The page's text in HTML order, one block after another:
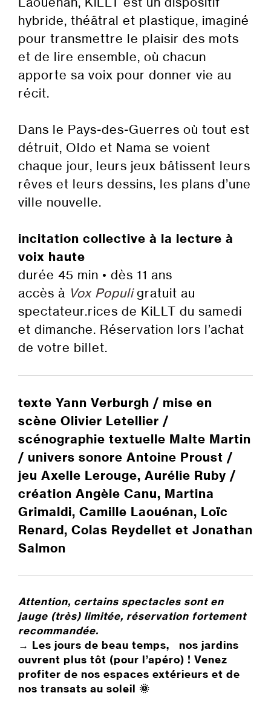
hybride, théâtral et plastique, imaginé
pour transmettre le plaisir des mots
et de lire ensemble, où chacun
apporte sa voix pour donner vie au
récit.
Dans le Pays-des-Guerres où tout est
détruit, Oldo et Nama se voient
chaque jour, leurs jeux bâtissent leurs
rêves et leurs dessins, les plans d’une
ville nouvelle.
incitation collective à la lecture à
voix haute
durée 45 min • dès 11 ans
accès à Vox Populi gratuit au
spectateur.rices de KiLLT du samedi
et dimanche. Réservation lors l’achat
de votre billet.
texte Yann Verburgh / mise en
scène Olivier Letellier /
scénographie textuelle Malte Martin
/ univers sonore Antoine Proust /
jeu Axelle Lerouge, Aurélie Ruby /
création Angèle Canu, Martina
Grimaldi, Camille Laouénan, Loïc
Renard, Colas Reydellet et Jonathan
Salmon
Attention, certains spectacles sont en
jauge (très) limitée, réservation fortement
recommandée.
→ Les jours de beau temps, nos jardins
ouvrent plus tôt (pour l’apéro) ! Venez
profiter de nos espaces extérieurs et de
nos transats au soleil 🌞